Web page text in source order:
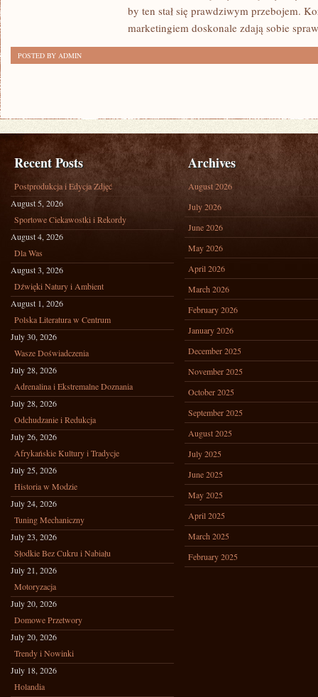
by ten stał się prawdziwym przebojem.
marketingiem doskonale zdają sobie
POSTED BY ADMIN
Recent Posts
Postprodukcja i Edycja Zdjęć
August 5, 2026
Sportowe Ciekawostki i Rekordy
August 4, 2026
Dla Was
August 3, 2026
Dźwięki Natury i Ambient
August 1, 2026
Polska Literatura w Centrum
July 30, 2026
Wasze Doświadczenia
July 28, 2026
Adrenalina i Ekstremalne Doznania
July 28, 2026
Odchudzanie i Redukcja
July 26, 2026
Afrykańskie Kultury i Tradycje
July 25, 2026
Historia w Modzie
July 24, 2026
Tuning Mechaniczny
July 23, 2026
Słodkie Bez Cukru i Nabiału
July 21, 2026
Motoryzacja
July 20, 2026
Domowe Przetwory
July 20, 2026
Trendy i Nowinki
July 18, 2026
Holandia
Archives
August 2026
July 2026
June 2026
May 2026
April 2026
March 2026
February 2026
January 2026
December 2025
November 2025
October 2025
September 2025
August 2025
July 2025
June 2025
May 2025
April 2025
March 2025
February 2025